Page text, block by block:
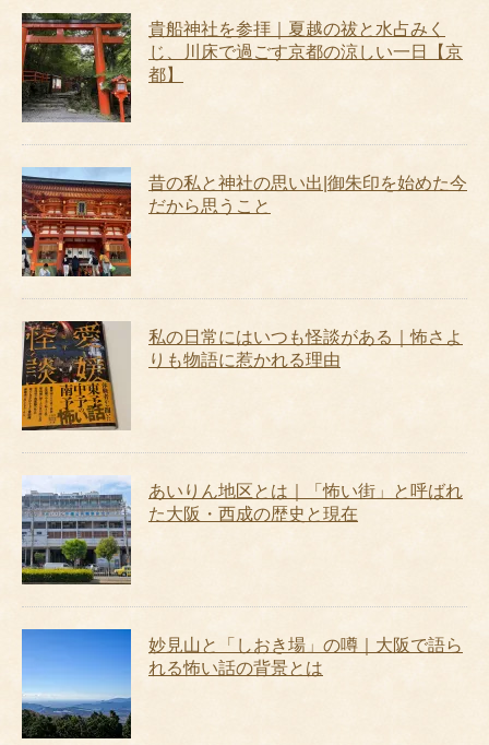
貴船神社を参拝｜夏越の祓と水占みく
じ、川床で過ごす京都の涼しい一日【京
都】
昔の私と神社の思い出|御朱印を始めた今
だから思うこと
私の日常にはいつも怪談がある｜怖さよ
りも物語に惹かれる理由
あいりん地区とは｜「怖い街」と呼ばれ
た大阪・西成の歴史と現在
妙見山と「しおき場」の噂｜大阪で語ら
れる怖い話の背景とは